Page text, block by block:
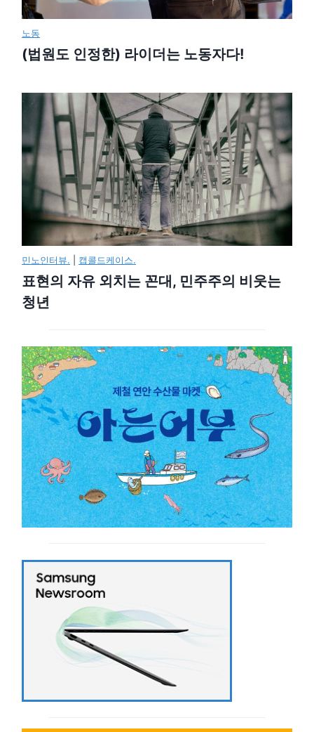
노동
(법원도 인정한) 라이더는 노동자다!
민노인터뷰. 캡콜드케이스.
표현의 자유 외치는 꼰대, 민주주의 비웃는
청년